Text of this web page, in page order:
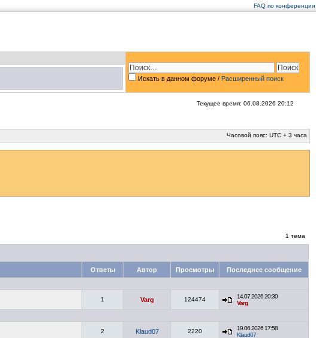
FAQ по конференции
Искать в данном форуме / Расширенный поиск
Текущее время: 06.08.2026 20:12
Часовой пояс: UTC + 3 часа
1 тема
Ответы Автор Просмотры Последнее сообщение
1 Varg 124474
14.07.2026 20:30
Varg
2 Klaud07 2220
19.06.2026 17:58
Klaud07